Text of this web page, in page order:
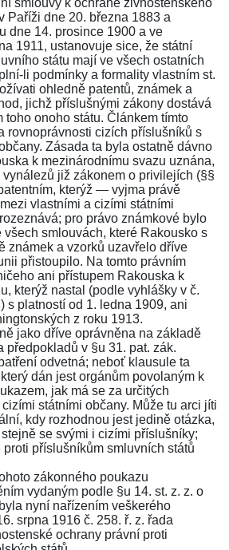
smlouvy k ochraně živnostenského
Paříži dne 20. března 1883 a
dne 14. prosince 1900 a ve
1911, ustanovuje sice, že státní
státu mají ve všech ostatních
li podmínky a formality vlastním st.
ohledně patentů, známek a
jichž příslušnými zákony dostává
toho onoho státu. Článkem tímto
rovnoprávnosti cizích příslušníků s
Zásada ta byla ostatně dávno
k mezinárodnímu svazu uznána,
již zákonem o privilejích (§§
, kterýž — vyjma právě
vlastními a cizími státními
pro právo známkové bylo
všech smlouvách, které Rakousko s
známek a vzorků uzavřelo dříve
přistoupilo. Na tomto právním
ani přístupem Rakouska k
kterýž nastal (podle vyhlášky v č.
) s platností od 1. ledna 1909, ani
z roku 1913.
jako dříve oprávněna na základě
předpokladů v §u 31. pat. zák.
odvetná; neboť klausule ta
dán jest orgánům povolaným k
jak má se za určitých
státními občany. Může tu arci jíti
kdy rozhodnou jest jedině otázka,
se svými i cizími příslušníky;
příslušníkům smluvních států
zákonného poukazu
vydaným podle §u 14. st. z. z. o
nyní nařízením veškerého
srpna 1916 č. 258. ř. z. řada
ochrany právní proti